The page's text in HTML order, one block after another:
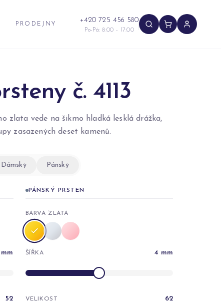
PRODEJNY +420 725 456 580
Po-Pá: 8:00 - 17:00
č. 4113
zlata vede na šikmo hladká lesklá drážka,
zasazených deset kamenů.
Dámský Pánský
mm
52
PÁNSKÝ PRSTEN
BARVA ZLATA
ŠÍŘKA 4 mm
VELIKOST 62